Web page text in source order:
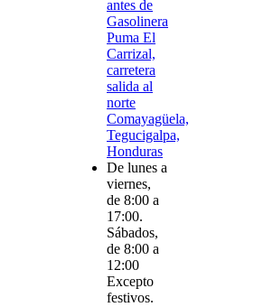
antes de
Gasolinera
Puma El
Carrizal,
carretera
salida al
norte
Comayagüela,
Tegucigalpa,
Honduras
De lunes a
viernes,
de 8:00 a
17:00.
Sábados,
de 8:00 a
12:00
Excepto
festivos.